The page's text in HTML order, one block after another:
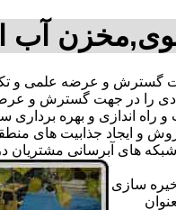
و عرضه علمی و
را در جهت گسترش و
راه اندازی و بهره
جذابیت های منطقی
سازی